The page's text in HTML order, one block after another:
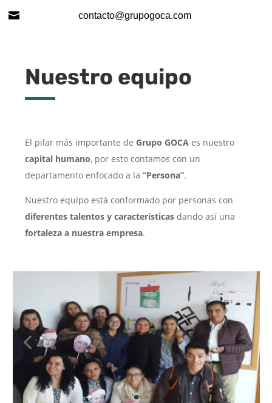
 contacto@grupogoca.com
Nuestro equipo
El pilar más importante de Grupo GOCA es nuestro
capital humano, por esto contamos con un
departamento enfocado a la “Persona”.
Nuestro equipo está conformado por personas con
diferentes talentos y características dando así una
fortaleza a nuestra empresa.